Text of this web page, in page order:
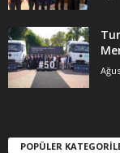
POPÜLER